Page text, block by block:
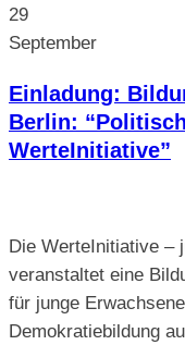
29
September
Einladung:
Berlin:
WerteInitiative”
Die WerteInitiative –
veranstaltet eine
für junge
Demokratiebildung